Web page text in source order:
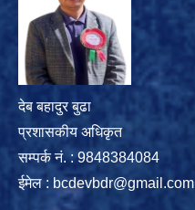
देब बहादुर बुढा
प्रशासकीय अधिकृत
सम्पर्क नं. : 9848384084
ईमेल : bcdevbdr@gmail.com